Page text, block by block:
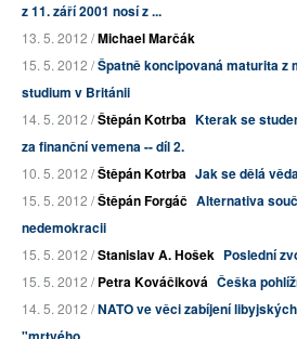
z 11. září 2001 nosí z ...
13. 5. 2012 /Michael Marčák
15. 5. 2012 /Špatně koncipovaná maturita z
studium v Británii
14. 5. 2012 /Štěpán Kotrba Kterak se
za finanční vemena -- díl 2.
10. 5. 2012 /Štěpán Kotrba Jak se dělá
15. 5. 2012 /Štěpán Forgáč Alternativa
nedemokracii
15. 5. 2012 /Stanislav A. Hošek Poslední
15. 5. 2012 /Petra Kováčiková Češka
14. 5. 2012 /NATO ve věci zabíjení